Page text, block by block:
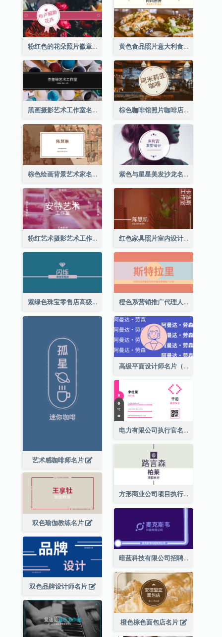
粉红色的花朵照片徽章花店名片 黄色食品照片意大利食品名片
黑画摄影艺术工作室名片 棕色咖啡馆照片咖啡店名片
棕色绘画背景艺术家名片 紫色与星星美发沙龙名片
粉红艺术摄影艺术工作室名片 红色家具照片室内设计名片
紫绿色珠宝零售店高级总监名片 橙色系营销推广代理人名片
艺术感咖啡师名片
高级平面设计师名片（附自画像）
电力有限公司执行官名片
方形商业公司项目执行总监名片
双色瑜伽教练名片
暗蓝科技有限公司招聘经理名片
双色品牌设计师名片
橙色棕色面包店名片